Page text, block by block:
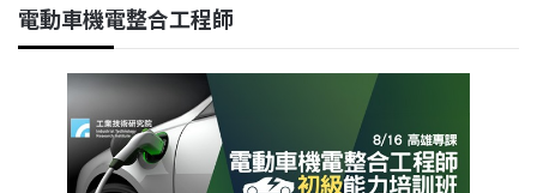
電動車機電整合工程師